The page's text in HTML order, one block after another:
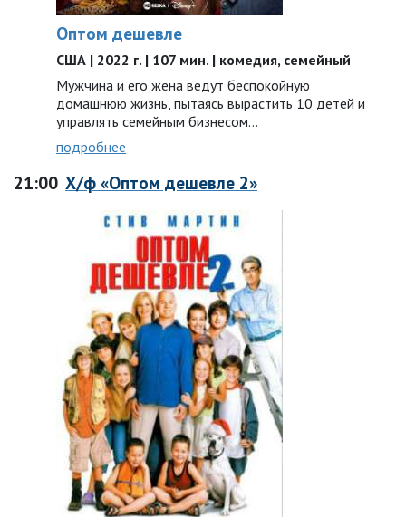
Оптом дешевле
США | 2022 г. | 107 мин. | комедия, семейный
Мужчина и его жена ведут беспокойную
домашнюю жизнь, пытаясь вырастить 10 детей и
управлять семейным бизнесом…
подробнее
21:00 Х/ф «Оптом дешевле 2»